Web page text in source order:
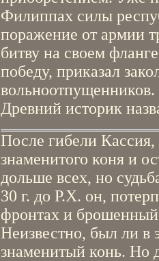
Филиппах силы
поражение от армии
битву на своем
победу, приказал
вольноотпущенников.
Древний историк
После гибели
знаменитого коня и
дольше всех, но
30 г. до Р.Х. он,
фронтах и
Неизвестно, был ли в
знаменитый конь. Но